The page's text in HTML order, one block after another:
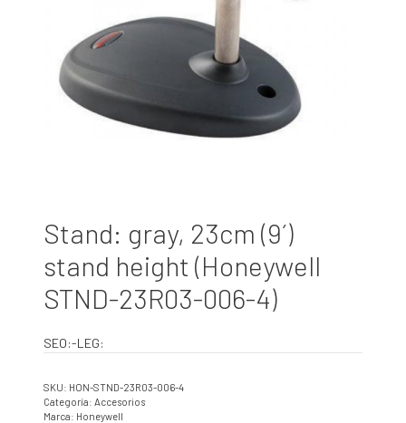
Stand: gray, 23cm (9´)
stand height (Honeywell
STND-23R03-006-4)
SEO:-LEG:
SKU: HON-STND-23R03-006-4
Categoría: Accesorios
Marca: Honeywell